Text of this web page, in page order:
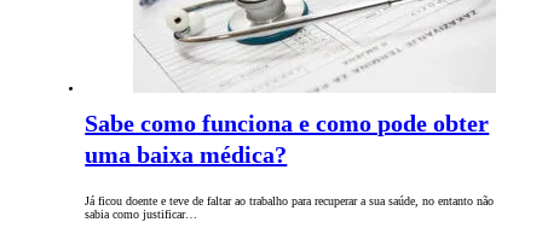
Sabe como funciona e como pode obter
uma baixa médica?
Já ficou doente e teve de faltar ao trabalho para recuperar a sua saúde, no entanto não
sabia como justificar…